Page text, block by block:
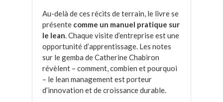
Au-delà de ces récits de terrain, le livre se
présente comme un manuel pratique sur
le lean. Chaque visite d’entreprise est une
opportunité d’apprentissage. Les notes
sur le gemba de Catherine Chabiron
révèlent – comment, combien et pourquoi
– le lean management est porteur
d’innovation et de croissance durable.